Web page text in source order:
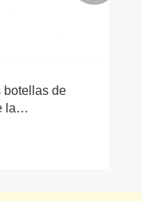
botellas de
la